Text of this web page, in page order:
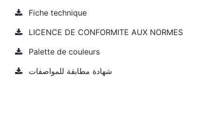
Fiche technique
LICENCE DE CONFORMITE AUX NORMES
Palette de couleurs
شهادة مطابقة للمواصفات